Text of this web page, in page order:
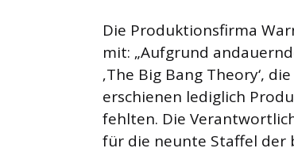
Die Produktionsfirma
mit: „Aufgrund
‚The Big Bang Theory‘,
erschienen lediglich
fehlten. Die
für die neunte Staffel der